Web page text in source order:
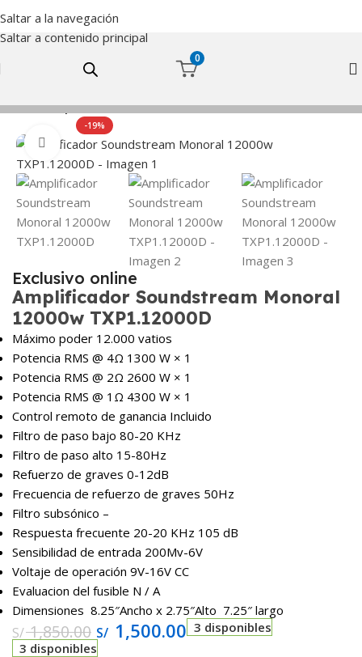
Saltar a la navegación
Saltar a contenido principal
0
Inicio Amplificadores
-19%
Haga Click para agrandar
Exclusivo online
Amplificador Soundstream Monoral
12000w TXP1.12000D
Máximo poder 12.000 vatios
Potencia RMS @ 4Ω 1300 W × 1
Potencia RMS @ 2Ω 2600 W × 1
Potencia RMS @ 1Ω 4300 W × 1
Control remoto de ganancia Incluido
Filtro de paso bajo 80-20 KHz
Filtro de paso alto 15-80Hz
Refuerzo de graves 0-12dB
Frecuencia de refuerzo de graves 50Hz
Filtro subsónico –
Respuesta frecuente 20-20 KHz 105 dB
Sensibilidad de entrada 200Mv-6V
Voltaje de operación 9V-16V CC
Evaluacion del fusible N / A
Dimensiones 8.25″Ancho x 2.75″Alto 7.25″ largo
S/1,850.00 S/ 1,500.00 3 disponibles
3 disponibles